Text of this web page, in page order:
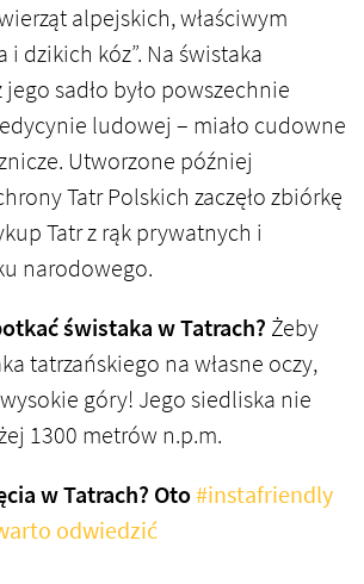
alpejskich, właściwym
i dzikich kóz”. Na świstaka
sadło było powszechnie
ludowej – miało cudowne
Utworzone później
Tatr Polskich zaczęło zbiórkę
Tatr z rąk prywatnych i
narodowego.
świstaka w Tatrach? Żeby
tatrzańskiego na własne oczy,
góry! Jego siedliska nie
1300 metrów n.p.m.
w Tatrach? Oto#instafriendly
odwiedzić